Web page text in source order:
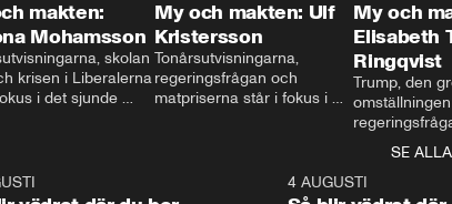
makten:
Mohamsson
skolan
krisen i Liberalerna
i det sjunde
My
ställer
My och makten: Ulf
Kristersson
Tonårsutvisningarna,
regeringsfrågan och
matpriserna står i fokus i
Rohwedder ställer
My och
Elisabeth
Ringqvist
Trump, den
centrum i
avsnittet av
Makten”. Se
SE ALLA
4 AUGUSTI